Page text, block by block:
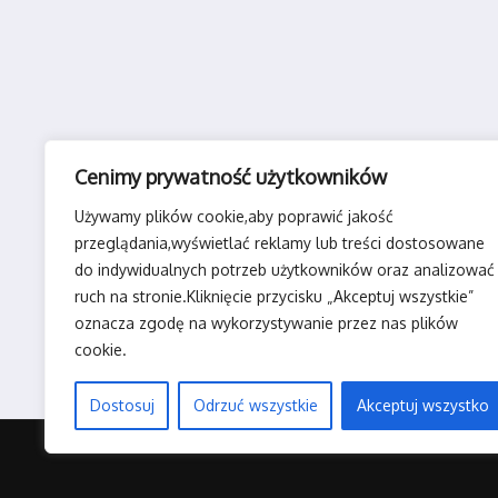
Cenimy prywatność użytkowników
Używamy plików cookie,aby poprawić jakość
przeglądania,wyświetlać reklamy lub treści dostosowane
do indywidualnych potrzeb użytkowników oraz analizować
ruch na stronie.Kliknięcie przycisku „Akceptuj wszystkie”
oznacza zgodę na wykorzystywanie przez nas plików
cookie.
Dostosuj Odrzuć wszystkie Akceptuj wszystko